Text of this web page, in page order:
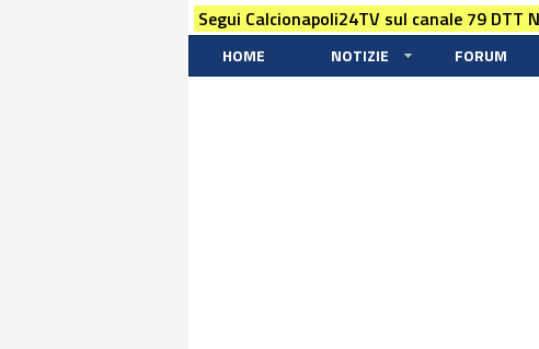
Segui Calcionapoli24TV sul canale 79 DTT
HOME NOTIZIE FORUM